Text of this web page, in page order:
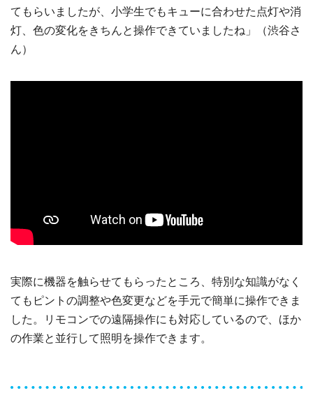
てもらいましたが、小学生でもキューに合わせた点灯や消
灯、色の変化をきちんと操作できていましたね」（渋谷さ
ん）
実際に機器を触らせてもらったところ、特別な知識がなく
てもピントの調整や色変更などを手元で簡単に操作できま
した。リモコンでの遠隔操作にも対応しているので、ほか
の作業と並行して照明を操作できます。